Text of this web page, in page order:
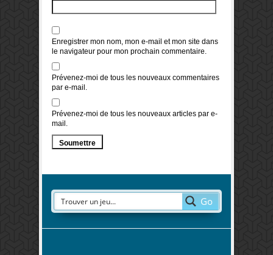
Enregistrer mon nom, mon e-mail et mon site dans
le navigateur pour mon prochain commentaire.
Prévenez-moi de tous les nouveaux commentaires
par e-mail.
Prévenez-moi de tous les nouveaux articles par e-
mail.
Go